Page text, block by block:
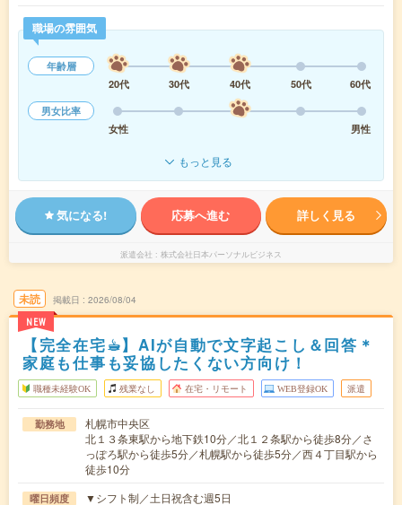
職場の雰囲気
年齢層
20代
30代 40代 50代
60代
男女比率
女性
男性
もっと見る
気になる! 応募へ進む 詳しく見る
派遣会社 株式会社日本パーソナルビジネス
未読
NEW
掲載日 2026/08/04
【完全在宅☕︎】AIが自動で文字起こし＆回答＊
家庭も仕事も妥協したくない方向け！
職種未経験OK 残業なし 在宅・リモート WEB登録OK 派遣
勤務地
札幌市中央区
北１３条東駅から地下鉄10分／北１２条駅から徒歩8分／さ
っぽろ駅から徒歩5分／札幌駅から徒歩5分／西４丁目駅から
徒歩10分
曜日頻度 ▼シフト制／土日祝含む週5日